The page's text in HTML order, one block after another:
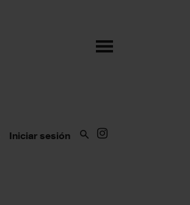
Iniciar sesión